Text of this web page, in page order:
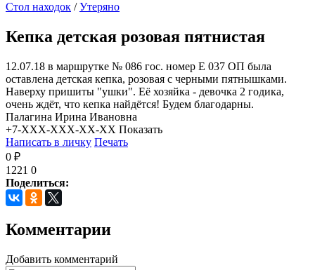
Стол находок /Утеряно
Кепка детская розовая пятнистая
12.07.18 в маршрутке № 086 гос. номер Е 037 ОП была
оставлена детская кепка, розовая с черными пятнышками.
Наверху пришиты "ушки". Её хозяйка - девочка 2 годика,
очень ждёт, что кепка найдётся! Будем благодарны.
Палагина Ирина Ивановна
+7-XXX-XXX-XX-XX Показать
Написать в личку Печать
0 ₽
1221 0
Поделиться:
Комментарии
Добавить комментарий